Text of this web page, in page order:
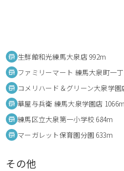
生鮮館和光練馬大泉店 992m
ファミリーマート 練馬大泉町一
コメリハード＆グリーン大泉学園
華屋与兵衛 練馬大泉学園店 1066m
練馬区立大泉第一小学校 684m
マーガレット保育園分園 633m
その他